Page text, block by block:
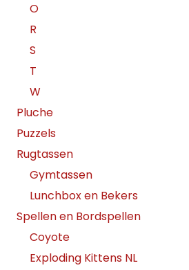
O
R
S
T
W
Pluche
Puzzels
Rugtassen
Gymtassen
Lunchbox en Bekers
Spellen en Bordspellen
Coyote
Exploding Kittens NL